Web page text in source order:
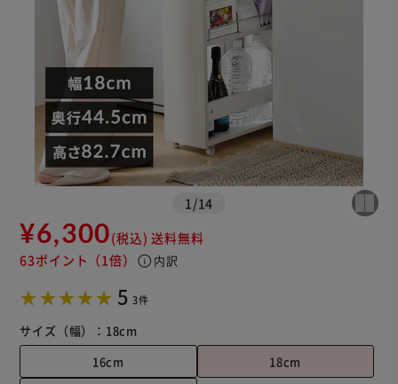
1 /14
¥6,300(税込) 送料無料
63ポイント （1倍） info 内訳
5 3件
サイズ（幅）： 18cm
16cm
18cm